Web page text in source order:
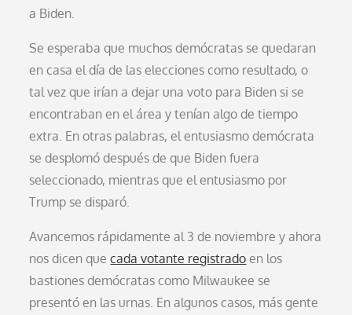
a Biden.
Se esperaba que muchos demócratas se quedaran
en casa el día de las elecciones como resultado, o
tal vez que irían a dejar una voto para Biden si se
encontraban en el área y tenían algo de tiempo
extra. En otras palabras, el entusiasmo demócrata
se desplomó después de que Biden fuera
seleccionado, mientras que el entusiasmo por
Trump se disparó.
Avancemos rápidamente al 3 de noviembre y ahora
nos dicen quecada votante registrado en los
bastiones demócratas como Milwaukee se
presentó en las urnas. En algunos casos, más gente